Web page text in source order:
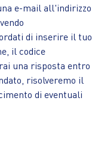
e-mail all'indirizzo
di inserire il tuo
il codice
una risposta entro
risolveremo il
di eventuali